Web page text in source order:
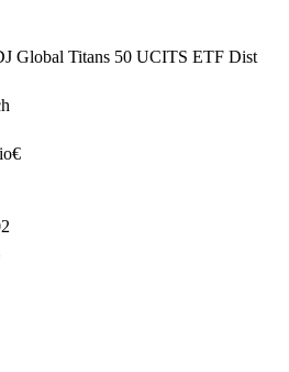
Global Titans 50 UCITS ETF Dist
€